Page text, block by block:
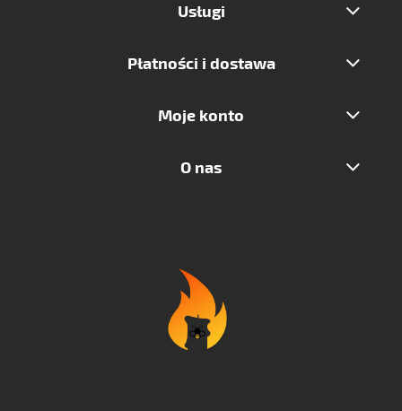
Usługi
Płatności i dostawa
Moje konto
O nas